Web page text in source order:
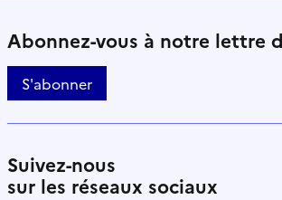
Abonnez-vous à notre lettre
S'abonner
Suivez-nous
sur les réseaux sociaux